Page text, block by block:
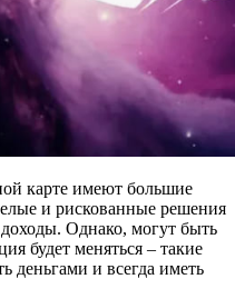
карте имеют большие
и рискованные решения
Однако, могут быть
будет меняться – такие
деньгами и всегда иметь